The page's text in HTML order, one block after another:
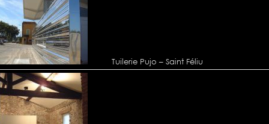
Tuilerie Pujo – Saint Féliu